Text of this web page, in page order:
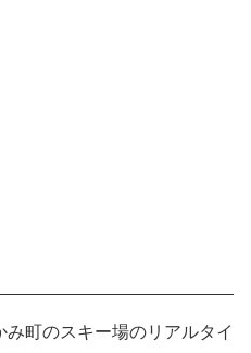
町のスキー場のリアルタイ